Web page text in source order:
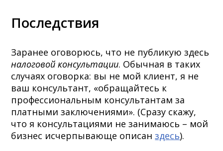
Последствия
Заранее оговорюсь, что не публикую здесь
налоговой консультации. Обычная в таких
случаях оговорка: вы не мой клиент, я не
ваш консультант, «обращайтесь к
профессиональным консультантам за
платными заключениями». (Сразу скажу,
что я консультациями не занимаюсь – мой
бизнес исчерпывающе описанздесь).